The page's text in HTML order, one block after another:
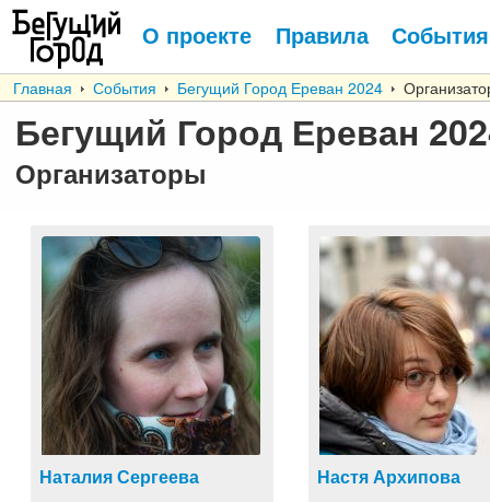
О проекте Правила События
Главная События Бегущий Город Ереван 2024
Бегущий Город Ереван
Организаторы
Наталия Сергеева Настя Архипова